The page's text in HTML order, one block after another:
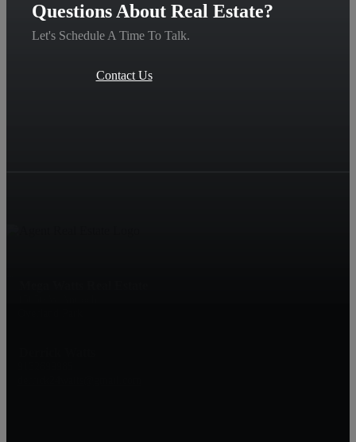
Questions About Real Estate?
Let's Schedule A Time To Talk.
Contact Us